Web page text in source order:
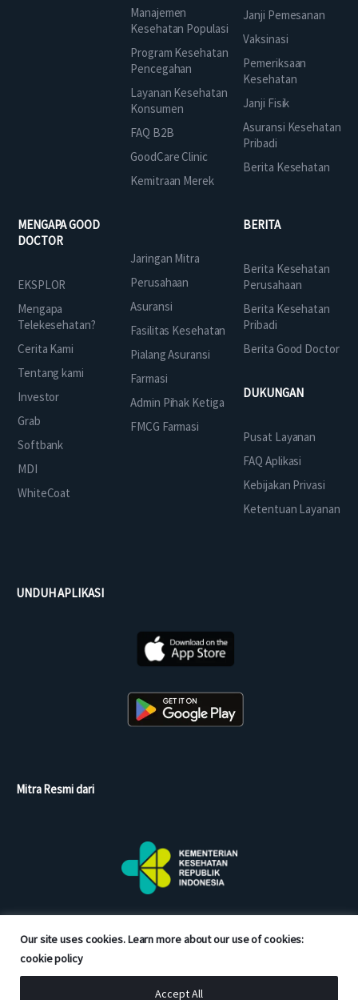
Our site uses cookies. Learn more about our use of cookies:
cookie policy
Accept All
Manajemen
Kesehatan Populasi
Program Kesehatan
Pencegahan
Layanan Kesehatan
Konsumen
FAQ B2B
GoodCare Clinic
Kemitraan Merek
Janji Pemesanan
Vaksinasi
Pemeriksaan
Kesehatan
Janji Fisik
Asuransi Kesehatan
Pribadi
Berita Kesehatan
MENGAPA GOOD
DOCTOR
EKSPLOR
Mengapa
Telekesehatan?
Cerita Kami
Tentang kami
Investor
Grab
Softbank
MDI
WhiteCoat
Jaringan Mitra
Perusahaan
Asuransi
Fasilitas Kesehatan
Pialang Asuransi
Farmasi
Admin Pihak Ketiga
FMCG Farmasi
BERITA
Berita Kesehatan
Perusahaan
Berita Kesehatan
Pribadi
Berita Good Doctor
DUKUNGAN
Pusat Layanan
FAQ Aplikasi
Kebijakan Privasi
Ketentuan Layanan
UNDUH APLIKASI
Mitra Resmi dari